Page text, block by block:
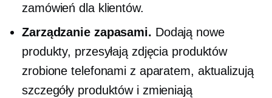
zamówień dla klientów.
Zarządzanie zapasami. Dodają nowe
produkty, przesyłają zdjęcia produktów
zrobione telefonami z aparatem, aktualizują
szczegóły produktów i zmieniają